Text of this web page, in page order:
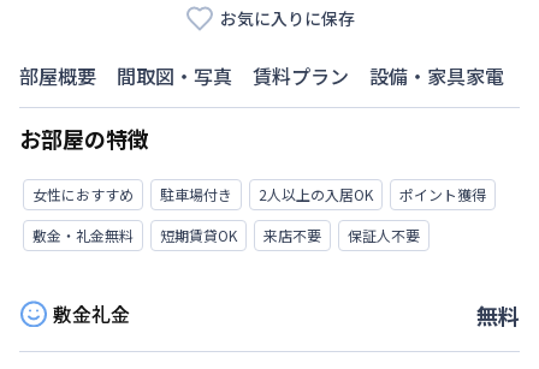
お気に入りに保存
部屋概要 間取図・写真 賃料プラン 設備・家具家電
お部屋の特徴
女性におすすめ 駐車場付き 2人以上の入居OK
ポイント獲得
敷金・礼金無料
短期賃貸OK 来店不要 保証人不要
敷金礼金 無料